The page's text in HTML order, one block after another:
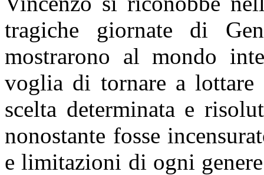
tragiche giornate di
mostrarono al mondo
voglia di tornare a lottare
scelta determinata e
nonostante fosse
e limitazioni di ogni